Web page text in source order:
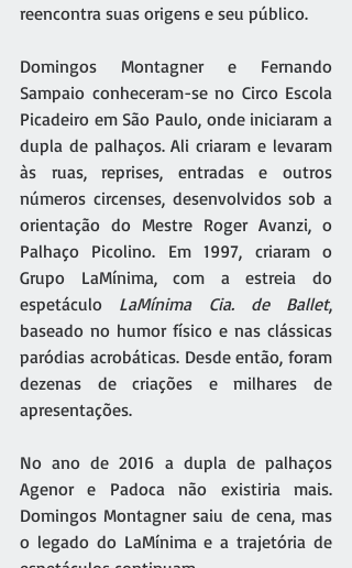
reencontra suas origens e seu público.
Domingos Montagner e Fernando
Sampaio conheceram-se no Circo Escola
Picadeiro em São Paulo, onde iniciaram a
dupla de palhaços. Ali criaram e levaram
às ruas, reprises, entradas e outros
números circenses, desenvolvidos sob a
orientação do Mestre Roger Avanzi, o
Palhaço Picolino. Em 1997, criaram o
Grupo LaMínima, com a estreia do
espetáculo LaMínima Cia. de Ballet,
baseado no humor físico e nas clássicas
paródias acrobáticas. Desde então, foram
dezenas de criações e milhares de
apresentações.
No ano de 2016 a dupla de palhaços
Agenor e Padoca não existiria mais.
Domingos Montagner saiu de cena, mas
o legado do LaMínima e a trajetória de